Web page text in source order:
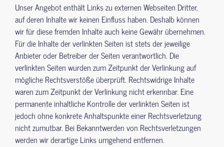
Unser Angebot enthält Links zu externen Webseiten Dritter,
auf deren Inhalte wir keinen Einfluss haben. Deshalb können
wir für diese fremden Inhalte auch keine Gewähr übernehmen.
Für die Inhalte der verlinkten Seiten ist stets der jeweilige
Anbieter oder Betreiber der Seiten verantwortlich. Die
verlinkten Seiten wurden zum Zeitpunkt der Verlinkung auf
mögliche Rechtsverstöße überprüft. Rechtswidrige Inhalte
waren zum Zeitpunkt der Verlinkung nicht erkennbar. Eine
permanente inhaltliche Kontrolle der verlinkten Seiten ist
jedoch ohne konkrete Anhaltspunkte einer Rechtsverletzung
nicht zumutbar. Bei Bekanntwerden von Rechtsverletzungen
werden wir derartige Links umgehend entfernen.